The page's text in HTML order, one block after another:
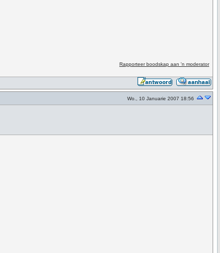
Rapporteer boodskap aan 'n moderator
Wo., 10 Januarie 2007 18:56